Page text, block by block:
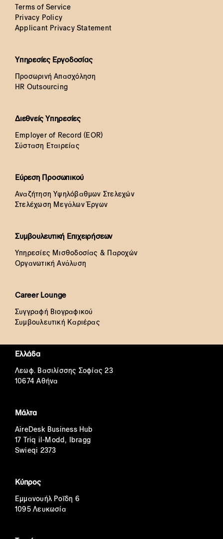
Terms of Service
Privacy Policy
Applicant Privacy Statement
Υπηρεσίες Εργοδοσίας
Προσωρινή Απασχόληση
HR Outsourcing
Διεθνείς Υπηρεσίες
Employer of Record (EOR)
Σύσταση Εταιρείας
Εύρεση Προσωπικού
Αναζήτηση Υψηλόβαθμων Στελεχών
Στελέχωση Μεγάλων Έργων
Συμβουλευτική Επιχειρήσεων
Υπηρεσίες Μισθοδοσίας & Παροχών
Οργανωτική Ανάλυση
Career Lounge
Συγγραφή Βιογραφικού
Συμβουλευτική Καριέρας
Ελλάδα
Λεωφ. Βασιλίσσης Σοφίας 23
10674 Αθήνα
Μάλτα
AireDesk Business Hub
17 Triq il-Modd, Ibragg
Swieqi 2373
Κύπρος
Εμμανουήλ Ροΐδη 6
1095 Λευκωσία